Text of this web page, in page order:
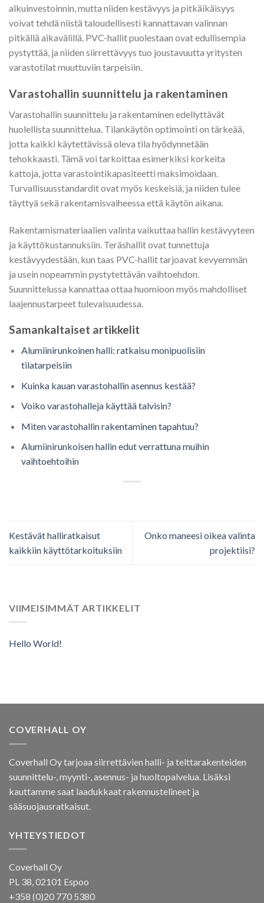
alkuinvestoinnin, mutta niiden kestävyys ja pitkäikäisyys
voivat tehdä niistä taloudellisesti kannattavan valinnan
pitkällä aikavälillä. PVC-hallit puolestaan ovat edullisempia
pystyttää, ja niiden siirrettävyys tuo joustavuutta yritysten
varastotilat muuttuviin tarpeisiin.
Varastohallin suunnittelu ja rakentaminen
Varastohallin suunnittelu ja rakentaminen edellyttävät
huolellista suunnittelua. Tilankäytön optimointi on tärkeää,
jotta kaikki käytettävissä oleva tila hyödynnetään
tehokkaasti. Tämä voi tarkoittaa esimerkiksi korkeita
kattoja, jotta varastointikapasiteetti maksimoidaan.
Turvallisuusstandardit ovat myös keskeisiä, ja niiden tulee
täyttyä sekä rakentamisvaiheessa että käytön aikana.
Rakentamismateriaalien valinta vaikuttaa hallin kestävyyteen
ja käyttökustannuksiin. Teräshallit ovat tunnettuja
kestävyydestään, kun taas PVC-hallit tarjoavat kevyemmän
ja usein nopeammin pystytettävän vaihtoehdon.
Suunnittelussa kannattaa ottaa huomioon myös mahdolliset
laajennustarpeet tulevaisuudessa.
Samankaltaiset artikkelit
Alumiinirunkoinen halli: ratkaisu monipuolisiin
tilatarpeisiin
Kuinka kauan varastohallin asennus kestää?
Voiko varastohalleja käyttää talvisin?
Miten varastohallin rakentaminen tapahtuu?
Alumiinirunkoisen hallin edut verrattuna muihin
vaihtoehtoihin
Kestävät halliratkaisut
kaikkiin käyttötarkoituksiin
Onko maneesi oikea valinta
projektiisi?
VIIMEISIMMÄT ARTIKKELIT
Hello World!
COVERHALL OY
Coverhall Oy tarjoaa siirrettävien halli- ja telttarakenteiden
suunnittelu-, myynti-, asennus- ja huoltopalvelua. Lisäksi
kauttamme saat laadukkaat rakennustelineet ja
sääsuojausratkaisut.
YHTEYSTIEDOT
Coverhall Oy
PL 38, 02101 Espoo
+358 (0)20 770 5380